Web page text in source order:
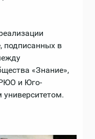
подписанных в
«Знание»,
и Юго-